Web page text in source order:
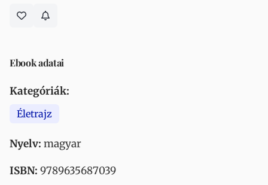
Ebook adatai
Kategóriák:
Életrajz
Nyelv: magyar
ISBN: 9789635687039